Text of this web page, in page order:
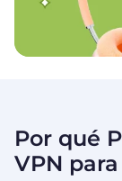
Por qué
VPN